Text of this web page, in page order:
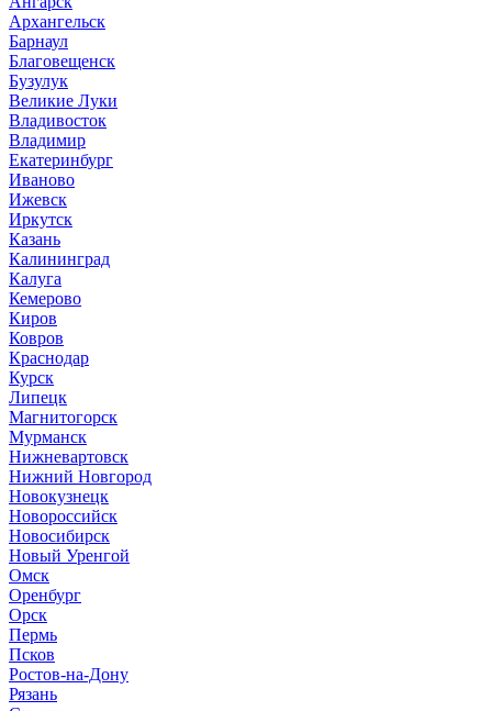
Архангельск
Барнаул
Благовещенск
Бузулук
Великие Луки
Владивосток
Владимир
Екатеринбург
Иваново
Ижевск
Иркутск
Казань
Калининград
Калуга
Кемерово
Киров
Ковров
Краснодар
Курск
Липецк
Магнитогорск
Мурманск
Нижневартовск
Нижний Новгород
Новокузнецк
Новороссийск
Новосибирск
Новый Уренгой
Омск
Оренбург
Орск
Пермь
Псков
Ростов-на-Дону
Рязань